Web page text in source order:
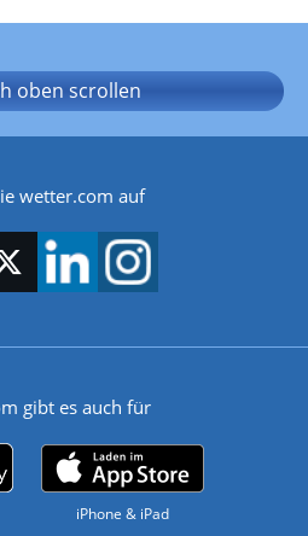
oben scrollen
wetter.com auf
gibt es auch für
iPhone & iPad